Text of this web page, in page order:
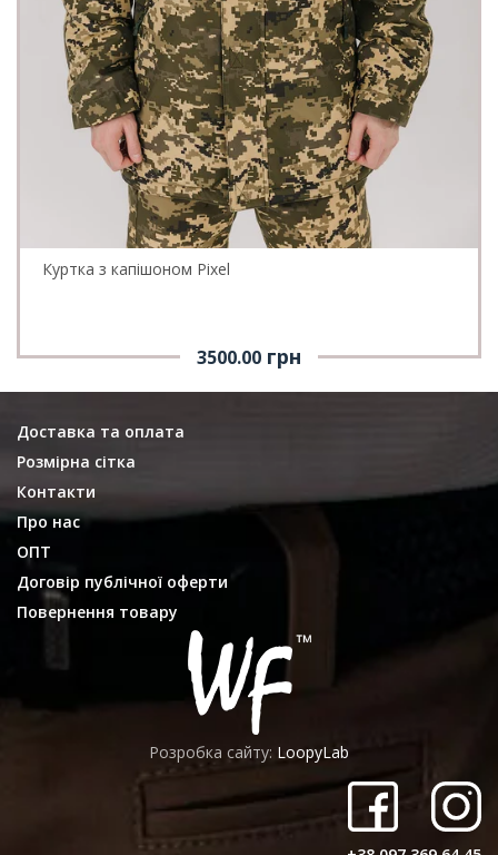
Куртка з капішоном Pixel
3500.00 грн
Доставка та оплата
Розмірна сітка
Контакти
Про нас
ОПТ
Договір публічної оферти
Повернення товару
Розробка сайту: LoopyLab